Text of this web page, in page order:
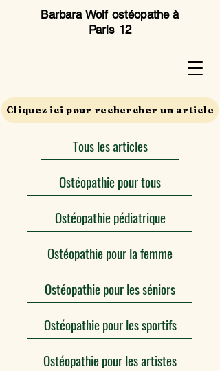
Barbara Wolf ostéopathe à
Paris 12
Cliquez ici pour rechercher un article
Tous les articles
Ostéopathie pour tous
Ostéopathie pédiatrique
Ostéopathie pour la femme
Ostéopathie pour les séniors
Ostéopathie pour les sportifs
Ostéopathie pour les artistes